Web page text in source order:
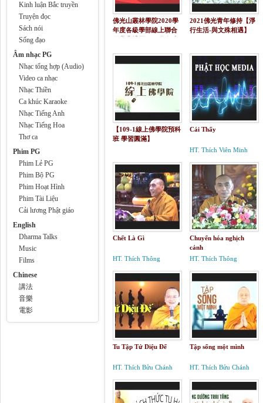
Kinh luận Bắc truyền
Truyện đọc
Sách nói
Sống đạo
Âm nhạc PG
Nhạc tổng hợp (Audio)
Video ca nhạc
Nhạc Thiền
Ca khúc Karaoke
Nhạc Tiếng Anh
Nhạc Tiếng Hoa
Thơ ca
Phim PG
Phim Lẻ PG
Phim Bộ PG
Phim Hoạt Hình
Phim Tài Liệu
Cải lương Phật giáo
English
Dharma Talks
Music
Films
Chinese
講法
音樂
電影
佛光山叢林學院2020學
年度各級學部線上聯合
2021佛光青年修持【淨
行生活-與文殊相遇】
【109-1線上佛學院預科
班 學習圓滿】
Cái Thấy
HT. Thích Viên Minh
Chết Là Gì
HT. Thích Thông
Chuyển hóa nghịch
cảnh
HT. Thích Thông
Tu Tập Tứ Diệu Đế
HT. Thích Bửu Chánh
Tập sống một mình
HT. Thích Bửu Chánh